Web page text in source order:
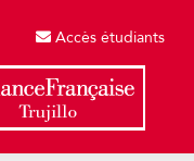
Accès étudiants